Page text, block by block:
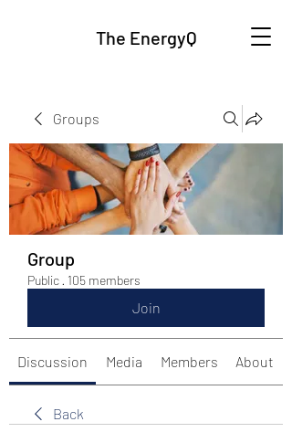
The EnergyQ
Groups
Group
Public · 105 members
Join
Discussion Media Members About
Back